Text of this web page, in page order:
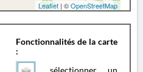
Leaflet | ©OpenStreetMap
Fonctionnalités de la carte
:
sélectionner un